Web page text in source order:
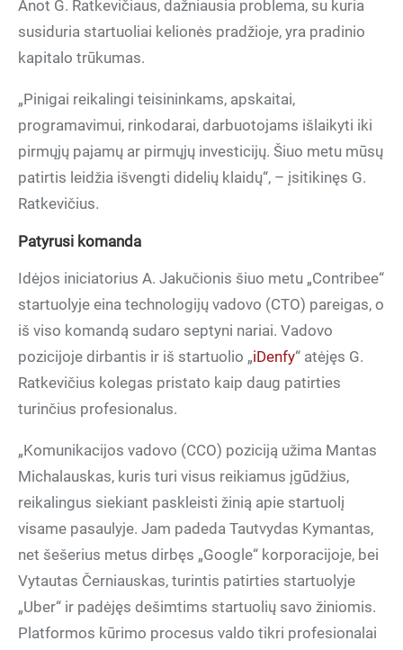
Anot G. Ratkevičiaus, dažniausia problema, su kuria
susiduria startuoliai kelionės pradžioje, yra pradinio
kapitalo trūkumas.
„Pinigai reikalingi teisininkams, apskaitai,
programavimui, rinkodarai, darbuotojams išlaikyti iki
pirmųjų pajamų ar pirmųjų investicijų. Šiuo metu mūsų
patirtis leidžia išvengti didelių klaidų“, – įsitikinęs G.
Ratkevičius.
Patyrusi komanda
Idėjos iniciatorius A. Jakučionis šiuo metu „Contribee“
startuolyje eina technologijų vadovo (CTO) pareigas, o
iš viso komandą sudaro septyni nariai. Vadovo
pozicijoje dirbantis ir iš startuolio „iDenfy“ atėjęs G.
Ratkevičius kolegas pristato kaip daug patirties
turinčius profesionalus.
„Komunikacijos vadovo (CCO) poziciją užima Mantas
Michalauskas, kuris turi visus reikiamus įgūdžius,
reikalingus siekiant paskleisti žinią apie startuolį
visame pasaulyje. Jam padeda Tautvydas Kymantas,
net šešerius metus dirbęs „Google“ korporacijoje, bei
Vytautas Černiauskas, turintis patirties startuolyje
„Uber“ ir padėjęs dešimtims startuolių savo žiniomis.
Platformos kūrimo procesus valdo tikri profesionalai